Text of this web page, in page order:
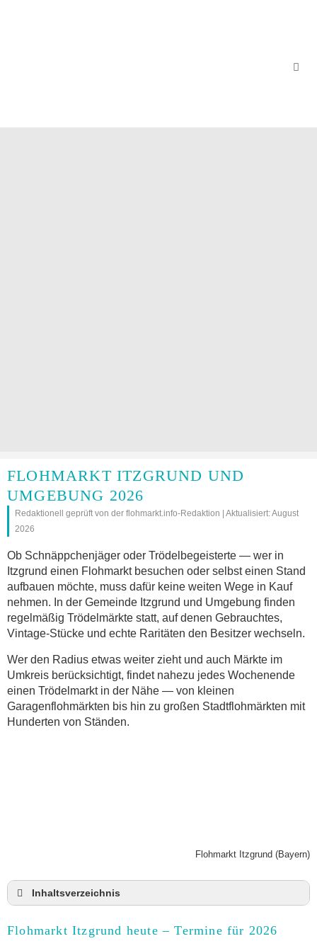
FLOHMARKT ITZGRUND UND
UMGEBUNG 2026
Redaktionell geprüft von der flohmarkt.info-Redaktion | Aktualisiert: August
2026
Ob Schnäppchenjäger oder Trödelbegeisterte — wer in
Itzgrund einen Flohmarkt besuchen oder selbst einen Stand
aufbauen möchte, muss dafür keine weiten Wege in Kauf
nehmen. In der Gemeinde Itzgrund und Umgebung finden
regelmäßig Trödelmärkte statt, auf denen Gebrauchtes,
Vintage-Stücke und echte Raritäten den Besitzer wechseln.
Wer den Radius etwas weiter zieht und auch Märkte im
Umkreis berücksichtigt, findet nahezu jedes Wochenende
einen Trödelmarkt in der Nähe — von kleinen
Garagenflohmärkten bis hin zu großen Stadtflohmärkten mit
Hunderten von Ständen.
Flohmarkt Itzgrund (Bayern)
Inhaltsverzeichnis
Anmeldung & Standgebühr auf dem Trödelmarkt
Flohmarkt Itzgrund heute – Termine für 2026